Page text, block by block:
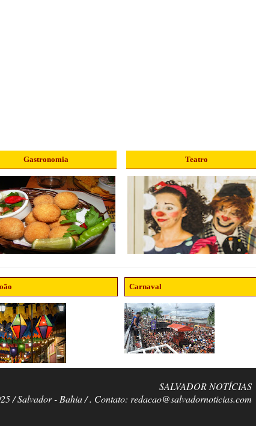
Gastronomia Teatro
Carnaval
SALVADOR NOTÍCIAS
/ Salvador - Bahia / . Contato: redacao@salvadornoticias.com